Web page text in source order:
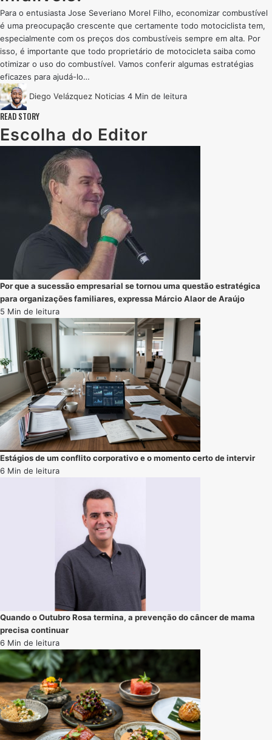
Para o entusiasta Jose Severiano Morel Filho, economizar combustível
é uma preocupação crescente que certamente todo motociclista tem,
especialmente com os preços dos combustíveis sempre em alta. Por
isso, é importante que todo proprietário de motocicleta saiba como
otimizar o uso do combustível. Vamos conferir algumas estratégias
eficazes para ajudá-lo…
Diego Velázquez Noticias 4 Min de leitura
READ STORY
Escolha do Editor
Por que a sucessão empresarial se tornou uma questão estratégica
para organizações familiares, expressa Márcio Alaor de Araújo
5 Min de leitura
Estágios de um conflito corporativo e o momento certo de intervir
6 Min de leitura
Quando o Outubro Rosa termina, a prevenção do câncer de mama
precisa continuar
6 Min de leitura